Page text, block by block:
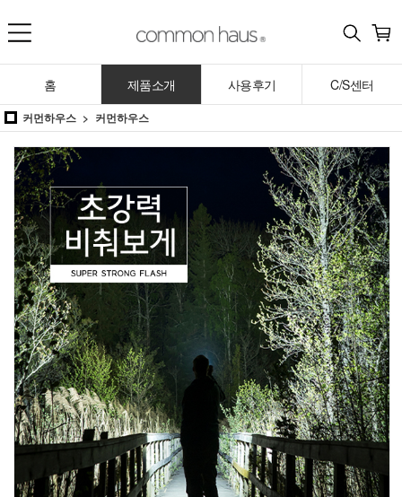
홈 제품소개 사용후기 C/S센터
커먼하우스 커먼하우스